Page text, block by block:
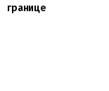
границе